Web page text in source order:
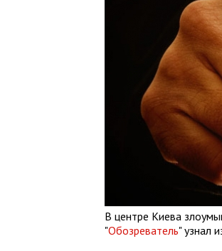
В центре Киева
"Обозреватель" узнал